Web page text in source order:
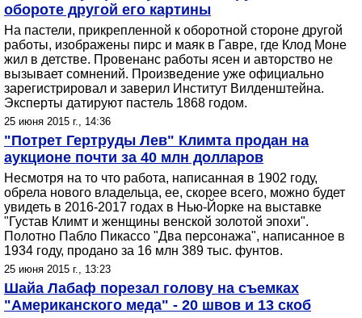
обороте другой его картины
На пастели, прикрепленной к оборотной стороне другой
работы, изображены пирс и маяк в Гавре, где Клод Моне
жил в детстве. Провенанс работы ясен и авторство не
вызывает сомнений. Произведение уже официально
зарегистрировал и заверил Институт Вилденштейна.
Эксперты датируют пастель 1868 годом.
25 июня 2015 г., 14:36
"Потрет Гертруды Лев" Климта продан на
аукционе почти за 40 млн долларов
Несмотря на то что работа, написанная в 1902 году,
обрела нового владельца, ее, скорее всего, можно будет
увидеть в 2016-2017 годах в Нью-Йорке на выставке
"Густав Климт и женщины венской золотой эпохи".
Полотно Пабло Пикассо "Два персонажа", написанное в
1934 году, продано за 16 млн 389 тыс. фунтов.
25 июня 2015 г., 13:23
Шайа Лабаф порезал голову на съемках
"Американского меда" - 20 швов и 13 скоб